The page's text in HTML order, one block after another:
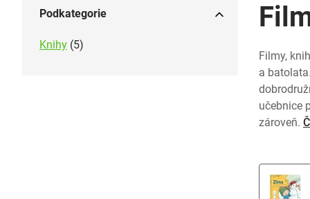
Podkategorie
Knihy (5)
Filmy,
a
učebnice
zároveň.